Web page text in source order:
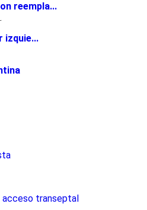
reempla...
izquie...
acceso transeptal